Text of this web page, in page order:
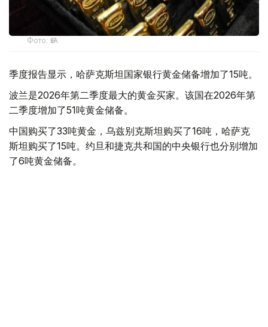
Фото: ӨзА
季度报告显示，哈萨克斯坦国家银行黄金储备增加了15吨。
波兰是2026年第二季度最大的黄金买家。该国在2026年第
二季度增加了51吨黄金储备。
中国购买了33吨黄金，乌兹别克斯坦购买了16吨，哈萨克
斯坦购买了15吨。约旦和捷克共和国的中央银行也分别增加
了6吨黄金储备。